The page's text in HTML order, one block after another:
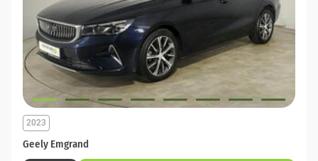
Geely Emgrand
2023